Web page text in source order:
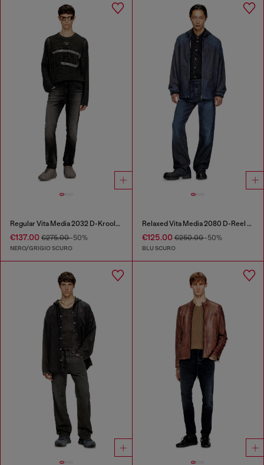
Regular Vita Media 2032 D-Krooley Joggjeans®
€137.00 €275.00-50%
NERO/GRIGIO SCURO
Relaxed Vita Media 2080 D-Reel Joggjeans®
€125.00€250.00-50%
BLU SCURO